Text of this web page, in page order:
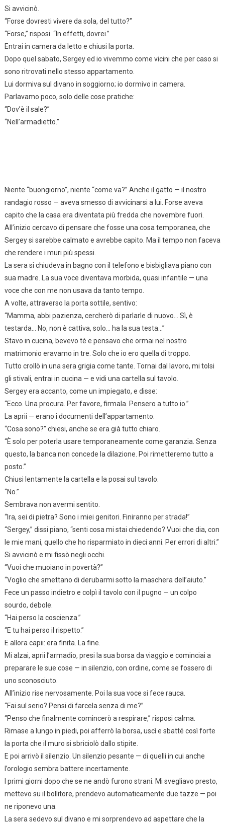
Si avvicinò.
“Forse dovresti vivere da sola, del tutto?”
“Forse,” risposi. “In effetti, dovrei.”
Entrai in camera da letto e chiusi la porta.
Dopo quel sabato, Sergey ed io vivemmo come vicini che per caso si
sono ritrovati nello stesso appartamento.
Lui dormiva sul divano in soggiorno; io dormivo in camera.
Parlavamo poco, solo delle cose pratiche:
“Dov’è il sale?”
“Nell’armadietto.”
Niente “buongiorno”, niente “come va?” Anche il gatto — il nostro
randagio rosso — aveva smesso di avvicinarsi a lui. Forse aveva
capito che la casa era diventata più fredda che novembre fuori.
All’inizio cercavo di pensare che fosse una cosa temporanea, che
Sergey si sarebbe calmato e avrebbe capito. Ma il tempo non faceva
che rendere i muri più spessi.
La sera si chiudeva in bagno con il telefono e bisbigliava piano con
sua madre. La sua voce diventava morbida, quasi infantile — una
voce che con me non usava da tanto tempo.
A volte, attraverso la porta sottile, sentivo:
“Mamma, abbi pazienza, cercherò di parlarle di nuovo… Sì, è
testarda… No, non è cattiva, solo… ha la sua testa…”
Stavo in cucina, bevevo tè e pensavo che ormai nel nostro
matrimonio eravamo in tre. Solo che io ero quella di troppo.
Tutto crollò in una sera grigia come tante. Tornai dal lavoro, mi tolsi
gli stivali, entrai in cucina — e vidi una cartella sul tavolo.
Sergey era accanto, come un impiegato, e disse:
“Ecco. Una procura. Per favore, firmala. Pensero a tutto io.”
La aprii — erano i documenti dell’appartamento.
“Cosa sono?” chiesi, anche se era già tutto chiaro.
“È solo per poterla usare temporaneamente come garanzia. Senza
questo, la banca non concede la dilazione. Poi rimetteremo tutto a
posto.”
Chiusi lentamente la cartella e la posai sul tavolo.
“No.”
Sembrava non avermi sentito.
“Ira, sei di pietra? Sono i miei genitori. Finiranno per strada!”
“Sergey,” dissi piano, “senti cosa mi stai chiedendo? Vuoi che dia, con
le mie mani, quello che ho risparmiato in dieci anni. Per errori di altri.”
Si avvicinò e mi fissò negli occhi.
“Vuoi che muoiano in povertà?”
“Voglio che smettano di derubarmi sotto la maschera dell’aiuto.”
Fece un passo indietro e colpì il tavolo con il pugno — un colpo
sourdo, debole.
“Hai perso la coscienza.”
“E tu hai perso il rispetto.”
E allora capii: era finita. La fine.
Mi alzai, aprii l’armadio, presi la sua borsa da viaggio e cominciai a
preparare le sue cose — in silenzio, con ordine, come se fossero di
uno sconosciuto.
All’inizio rise nervosamente. Poi la sua voce si fece rauca.
“Fai sul serio? Pensi di farcela senza di me?”
“Penso che finalmente comincerò a respirare,” risposi calma.
Rimase a lungo in piedi, poi afferrò la borsa, uscì e sbatté così forte
la porta che il muro si sbriciolò dallo stipite.
E poi arrivò il silenzio. Un silenzio pesante — di quelli in cui anche
l’orologio sembra battere incertamente.
I primi giorni dopo che se ne andò furono strani. Mi svegliavo presto,
mettevo su il bollitore, prendevo automaticamente due tazze — poi
ne riponevo una.
La sera sedevo sul divano e mi sorprendevo ad aspettare che la